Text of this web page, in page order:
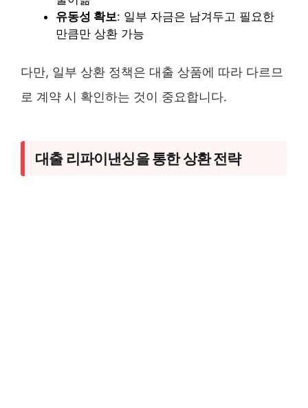
유동성 확보: 일부 자금은 남겨두고 필요한
만큼만 상환 가능
다만, 일부 상환 정책은 대출 상품에 따라 다르므
로 계약 시 확인하는 것이 중요합니다.
대출 리파이낸싱을 통한 상환 전략